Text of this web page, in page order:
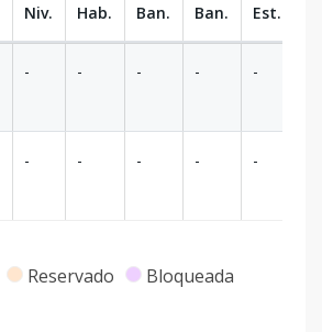
Niv. Hab. Ban.
Ban.
Est.
- - - - -
- - - - -
Reservado Bloqueada